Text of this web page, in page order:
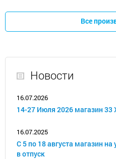
Все
Новости
16.07.2026
14-27 Июля 2026 магазин
16.07.2025
С 5 по 18 августа магазин
в отпуск